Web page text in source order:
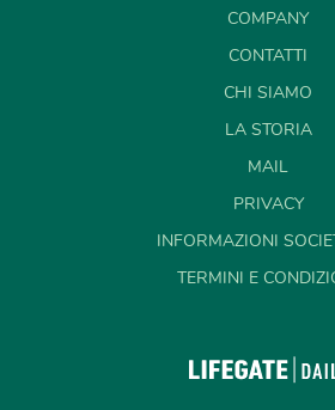
COMPANY
CONTATTI
CHI SIAMO
LA STORIA
MAIL
PRIVACY
INFORMAZIONI
TERMINI E